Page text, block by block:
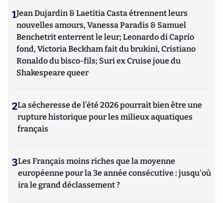
1Jean Dujardin & Laetitia Casta étrennent leurs
nouvelles amours, Vanessa Paradis & Samuel
Benchetrit enterrent le leur; Leonardo di Caprio
fond, Victoria Beckham fait du brukini, Cristiano
Ronaldo du bisco-fils; Suri ex Cruise joue du
Shakespeare queer
2La sécheresse de l’été 2026 pourrait bien être une
rupture historique pour les milieux aquatiques
français
3Les Français moins riches que la moyenne
européenne pour la 3e année consécutive : jusqu'où
ira le grand déclassement ?